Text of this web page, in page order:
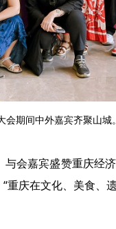
期间中外嘉宾齐聚山城。
会嘉宾盛赞重庆经
重庆在文化、美食、